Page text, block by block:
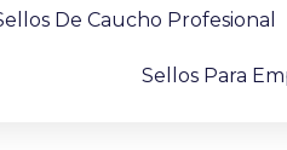
De Caucho Profesional
Sellos Para